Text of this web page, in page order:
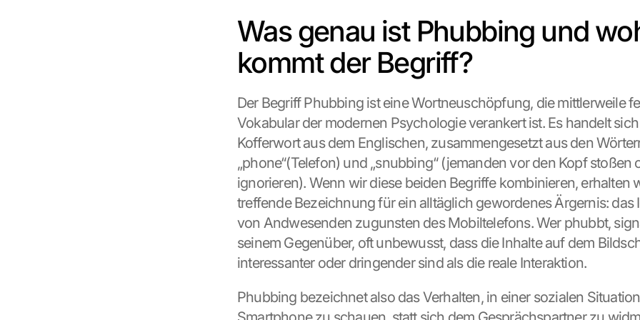
Was genau ist Phubbing und
kommt der Begriff?
Der Begriff Phubbing ist eine Wortneuschöpfung, die mittlerweile
Vokabular der modernen Psychologie verankert ist. Es handelt
Kofferwort aus dem Englischen, zusammengesetzt aus den
„phone“(Telefon) und „snubbing“ (jemanden vor den Kopf stoßen
ignorieren). Wenn wir diese beiden Begriffe kombinieren, erhalten
treffende Bezeichnung für ein alltäglich gewordenes Ärgernis: das
von Andwesenden zugunsten des Mobiltelefons. Wer phubbt,
seinem Gegenüber, oft unbewusst, dass die Inhalte auf dem
interessanter oder dringender sind als die reale Interaktion.
Phubbing bezeichnet also das Verhalten, in einer sozialen